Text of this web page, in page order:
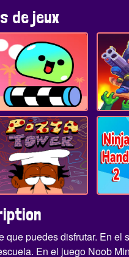
de jeux
puedes disfrutar. En
En el juego Noob